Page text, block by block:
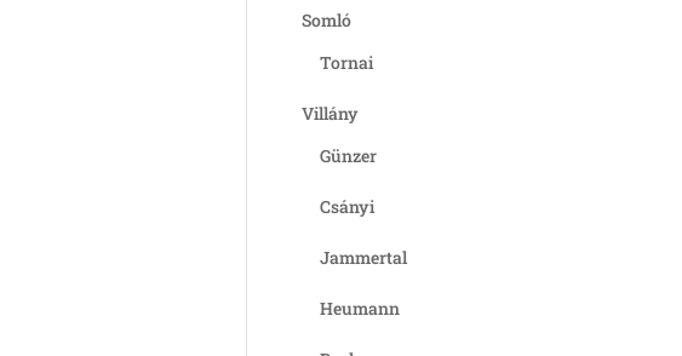
Somló
Tornai
Villány
Günzer
Csányi
Jammertal
Heumann